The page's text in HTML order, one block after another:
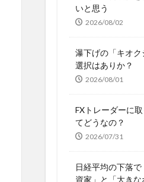
いと思う
2026/08/02
瀑下げの「キオク
選択はありか？
2026/08/01
FXトレーダーに
てどうなの？
2026/07/31
日経平均の下落
資家」と「大き